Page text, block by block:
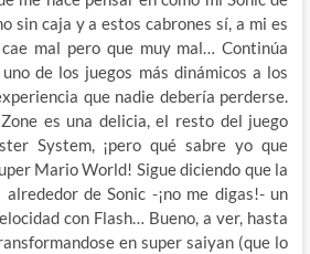
sin caja y a estos cabrones sí, a mi es
mal pero que muy mal… Continúa
de los juegos más dinámicos a los
que nadie debería perderse.
es una delicia, el resto del juego
System, ¡pero qué sabre yo que
Mario World! Sigue diciendo que la
de Sonic -¡no me digas!- un
con Flash… Bueno, a ver, hasta
en super saiyan (que lo